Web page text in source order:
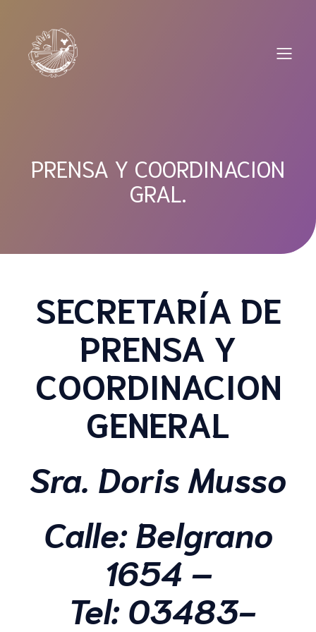
contenido
PRENSA Y COORDINACION
GRAL.
SECRETARÍA DE
PRENSA Y
COORDINACION
GENERAL
Sra. Doris Musso
Calle:Belgrano
1654 –
Tel:03483-